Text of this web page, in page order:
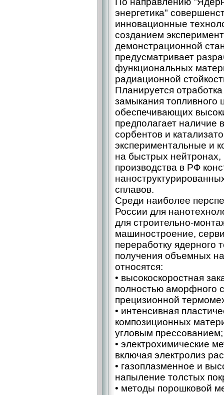
энергетика"
инновационные
созданием
демонстрационной
предусматривает
функциональных
радиационной
Планируется
замыкания топливного
обеспечивающих
предполагает наличие
сорбентов и
экспериментальные и
на быстрых нейтронах,
производства в РФ
сплавов.
Среди наиболее
России для
для строительно-
машиностроение,
переработку ядерного
получения объемных
относятся:
• высокоскоростная
полностью аморфного
прецизионной
• интенсивная
композиционных
угловым прессованием;
• электрохимические
включая электролиз
• газоплазменное и
напыление толстых
• методы порошковой